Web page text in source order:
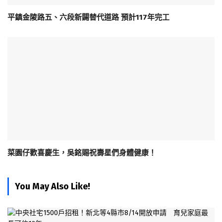
平鎮金陵路五、六段新闢替代道路 預計117年完工
菜園仔歡喜慶生，吳銘賜祝壽星們身體健康！
You May Also Like!